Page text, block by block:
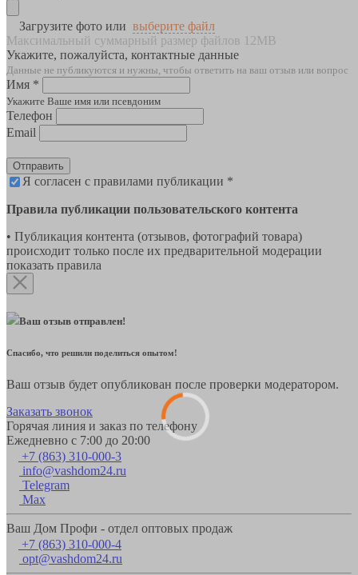
Загрузите фото или выберите файл
Максимальный суммарный размер файлов 12MB
Укажите, пожалуйста, контактные данные
Данные не публикуются и нужны, чтобы ответить на ваш отзыв или вопрос
Имя *
Укажите Ваше имя или псевдоним
Телефон
Email
Отправить
Я согласен с правилами публикации *
Правила публикации пользовательского контента
• Публикация контента (отзывов, фотографий товара)
происходит только после их предварительной модерации
показать правила
Ваш отзыв отправлен!
Спасибо, что решили поделиться опытом!
Ваш отзыв будет опубликован после проверки модератором.
Заказать звонок
Горячая линия и заказ по телефону
Ежедневно с 7:00 до 20:00
+7 (863) 310-000-3
info@vashdom24.ru
Telegram
Max
Ваш Дом Профи - отдел оптовых продаж
+7 (863) 310-000-4
opt@vashdom24.ru